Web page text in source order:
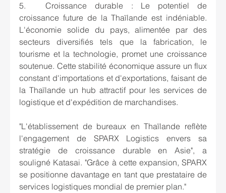
5.	Croissance durable : Le potentiel de
croissance future de la Thaïlande est indéniable.
L'économie solide du pays, alimentée par des
secteurs diversifiés tels que la fabrication, le
tourisme et la technologie, promet une croissance
soutenue. Cette stabilité économique assure un flux
constant d'importations et d'exportations, faisant de
la Thaïlande un hub attractif pour les services de
logistique et d'expédition de marchandises.
"L'établissement de bureaux en Thaïlande reflète
l'engagement de SPARX Logistics envers sa
stratégie de croissance durable en Asie", a
souligné Katasai. "Grâce à cette expansion, SPARX
se positionne davantage en tant que prestataire de
services logistiques mondial de premier plan."